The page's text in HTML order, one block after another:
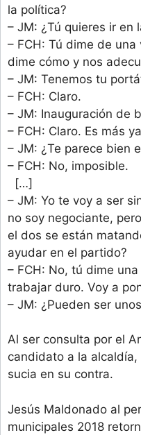
la política?
– JM: ¿Tú quieres ir en
– FCH: Tú dime de
dime cómo y nos
– JM: Tenemos tu
– FCH: Claro.
– JM: Inauguración de
– FCH: Claro. Es más
– JM: ¿Te parece bien
– FCH: No, imposible.
[…]
– JM: Yo te voy a ser
no soy negociante,
el dos se están
ayudar en el partido?
– FCH: No, tú dime
trabajar duro. Voy a
– JM: ¿Pueden ser
Al ser consulta por el
candidato a la
sucia en su contra.
Jesús Maldonado al
municipales 2018